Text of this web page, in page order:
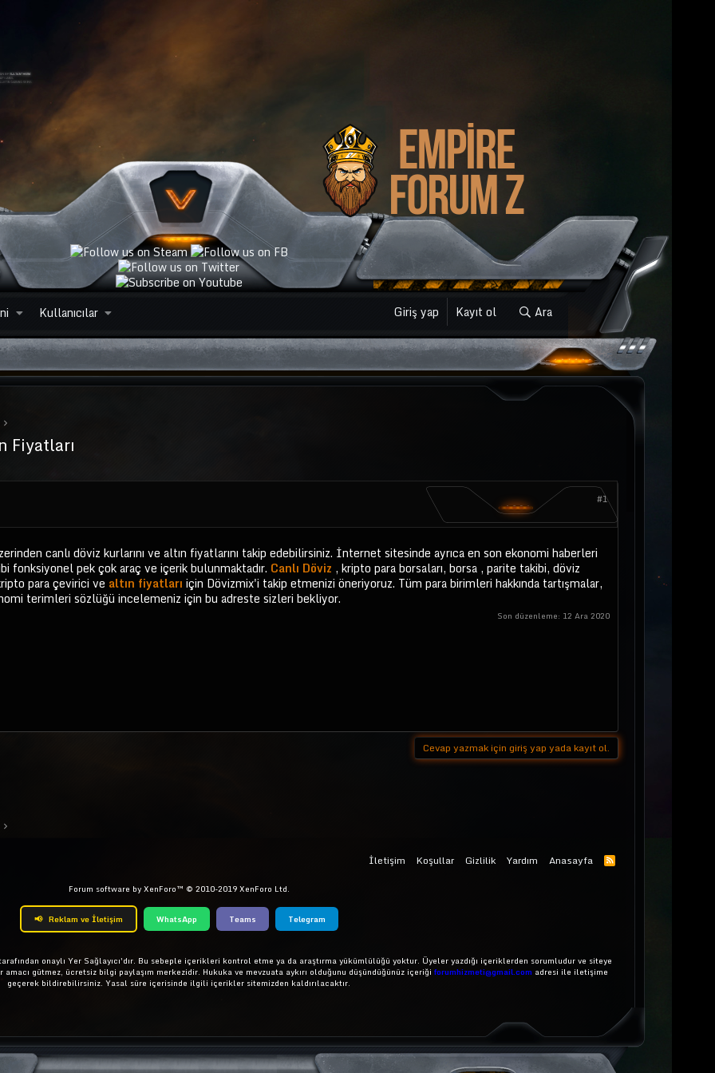
Kullanıcılar Giriş yap Kayıt ol Ara
Fiyatları
#1
canlı döviz kurlarını ve altın fiyatlarını takip edebilirsiniz. İnternet sitesinde ayrıca en son ekonomi haberleri
fonksiyonel pek çok araç ve içerik bulunmaktadır. Canlı Döviz , kripto para borsaları, borsa , parite takibi, döviz
para çevirici ve altın fiyatları için Dövizmix'i takip etmenizi öneriyoruz. Tüm para birimleri hakkında tartışmalar,
terimleri sözlüğü incelemeniz için bu adreste sizleri bekliyor.
Son düzenleme: 12 Ara 2020
Cevap yazmak için giriş yap yada kayıt ol.
İletişim Koşullar Gizlilik Yardım Anasayfa
Forum software by XenForo™ © 2010-2019 XenForo Ltd.
📢 Reklam ve İletişim WhatsApp Teams Telegram
onaylı Yer Sağlayıcı'dır. Bu sebeple içerikleri kontrol etme ya da araştırma yükümlülüğü yoktur. Üyeler yazdığı içeriklerden sorumludur ve siteye
gütmez, ücretsiz bilgi paylaşım merkezidir. Hukuka ve mevzuata aykırı olduğunu düşündüğünüz içeriği forumhizmeti@gmail.com adresi ile iletişime
geçerek bildirebilirsiniz. Yasal süre içerisinde ilgili içerikler sitemizden kaldırılacaktır.